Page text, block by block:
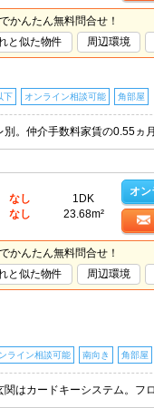
かんたん無料問合せ！
と似た物件 周辺環境
下 オンライン相談可能 角部屋
なし
なし
1DK
23.68m²
オン
かんたん無料問合せ！
と似た物件 周辺環境
ライン相談可能 南向き 角部屋